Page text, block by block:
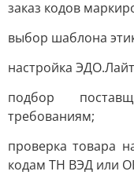
заказ кодов
выбор шаблона
настройка
подбор
требованиям;
проверка товара
кодам ТН ВЭД или